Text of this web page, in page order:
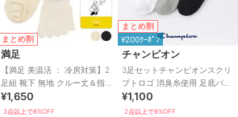
まとめ割
満足
【満足 美温活 ： 冷房対策】2
足組 靴下 無地 クルー丈＆指先
5本指 綿素材 シルク混 重ね履
き
¥1,650
3点以上で8%OFF
まとめ割
¥200ｸｰﾎﾟﾝ
チャンピオン
3足セットチャンピオンスクリ
プトロゴ 消臭糸使用 足底パイ
ル アーチサポート ショート丈
ソックス
¥1,100
2点以上で8%OFF